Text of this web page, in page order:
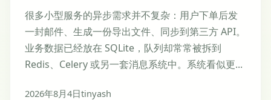
很多小型服务的异步需求并不复杂：用户下单后发
一封邮件、生成一份导出文件、同步到第三方 API。
业务数据已经放在 SQLite，队列却常常被拆到
Redis、Celery 或另一套消息系统中。系统看似更...
2026年8月4日tinyash